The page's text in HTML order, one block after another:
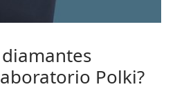
Polki?